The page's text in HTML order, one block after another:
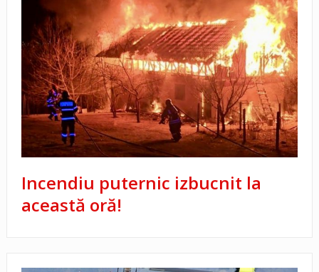
Incendiu puternic izbucnit la
această oră!